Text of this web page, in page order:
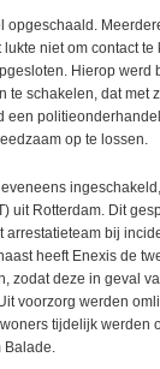
opgeschaald.
niet om contact
Hierop werd
te schakelen, dat met
een
op te lossen.
uit Rotterdam. Dit
arrestatieteam bij
heeft Enexis de
zodat deze in geval
voorzorg werden
tijdelijk werden
Balade.